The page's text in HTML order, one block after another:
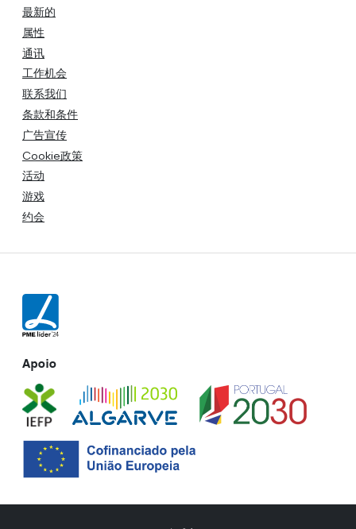
最新的
属性
通讯
工作机会
联系我们
条款和条件
广告宣传
Cookie政策
活动
游戏
约会
Apoio